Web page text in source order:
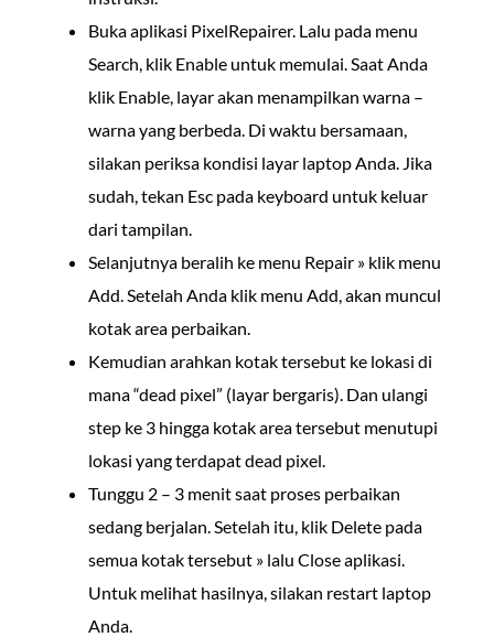
Buka aplikasi PixelRepairer. Lalu pada menu
Search, klik Enable untuk memulai. Saat Anda
klik Enable, layar akan menampilkan warna –
warna yang berbeda. Di waktu bersamaan,
silakan periksa kondisi layar laptop Anda. Jika
sudah, tekan Esc pada keyboard untuk keluar
dari tampilan.
Selanjutnya beralih ke menu Repair » klik menu
Add. Setelah Anda klik menu Add, akan muncul
kotak area perbaikan.
Kemudian arahkan kotak tersebut ke lokasi di
mana “dead pixel” (layar bergaris). Dan ulangi
step ke 3 hingga kotak area tersebut menutupi
lokasi yang terdapat dead pixel.
Tunggu 2 – 3 menit saat proses perbaikan
sedang berjalan. Setelah itu, klik Delete pada
semua kotak tersebut » lalu Close aplikasi.
Untuk melihat hasilnya, silakan restart laptop
Anda.